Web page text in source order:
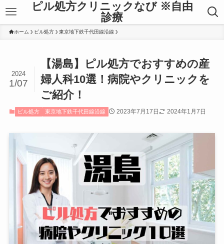
ピル処方クリニックなび ※自由
診療
ホーム ピル処方 東京地下鉄千代田線沿線
【湯島】ピル処方でおすすめの産
婦人科10選！病院やクリニックを
ご紹介！
2024
1/07
ピル処方 東京地下鉄千代田線沿線 2023年7月17日 2024年1月7日